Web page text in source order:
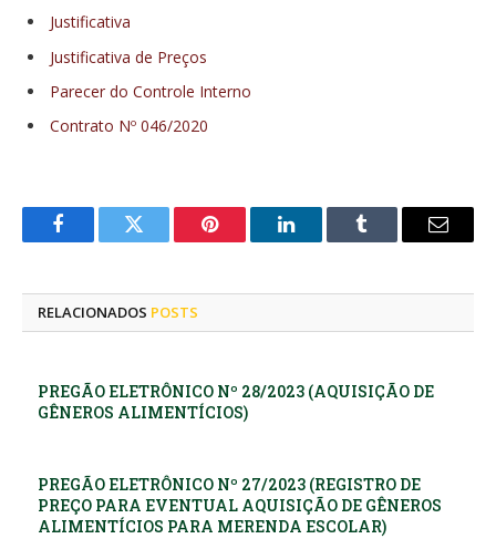
Justificativa
Justificativa de Preços
Parecer do Controle Interno
Contrato Nº 046/2020
FacebookTwitter Pinterest LinkedInTumblr
E-
RELACIONADOS POSTS
PREGÃO ELETRÔNICO Nº 28/2023 (AQUISIÇÃO DE
GÊNEROS ALIMENTÍCIOS)
PREGÃO ELETRÔNICO Nº 27/2023 (REGISTRO DE
PREÇO PARA EVENTUAL AQUISIÇÃO DE GÊNEROS
ALIMENTÍCIOS PARA MERENDA ESCOLAR)